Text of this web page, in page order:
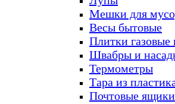
Мешки для
Весы бытовые
Плитки газовые
Швабры и
Термометры
Тара из
Почтовые ящики